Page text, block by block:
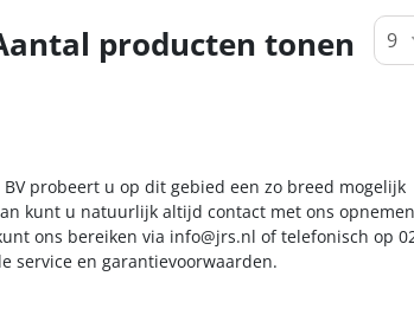
producten tonen
probeert u op dit gebied een zo breed mogelijk
kunt u natuurlijk altijd contact met ons
ons bereiken via info@jrs.nl of telefonisch op
service en garantievoorwaarden.